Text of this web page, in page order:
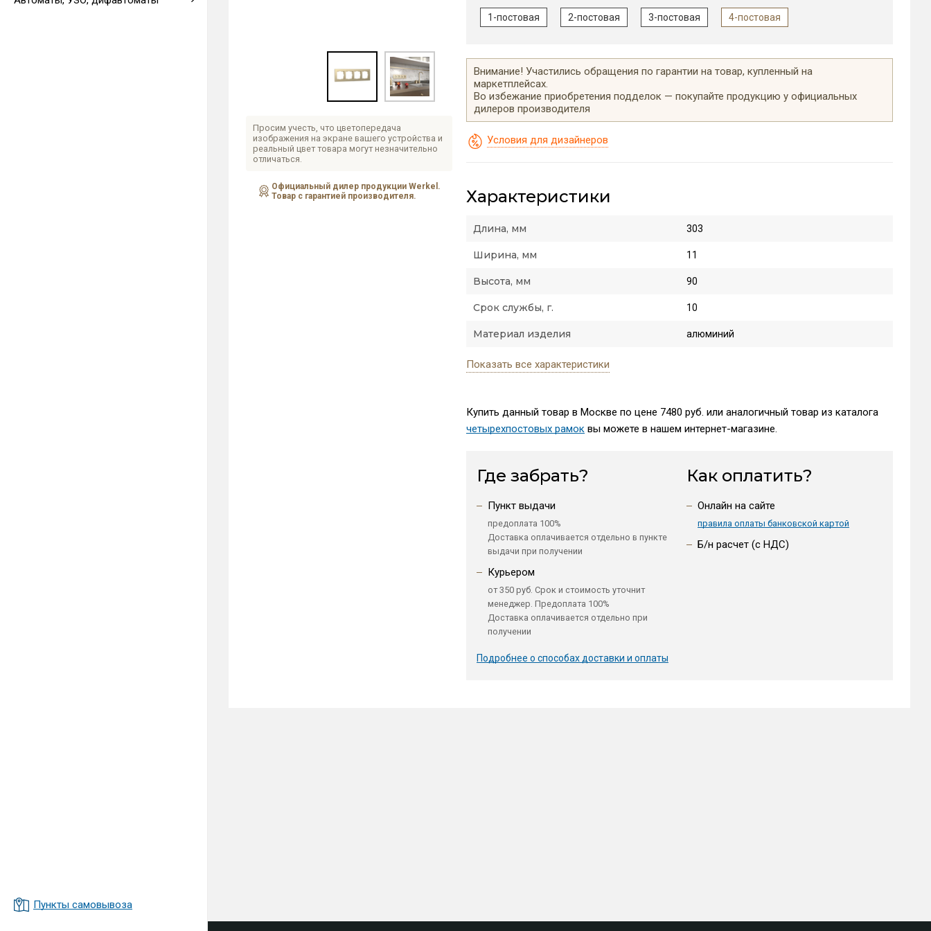
Пункты самовывоза
Просим учесть, что цветопередача
изображения на экране вашего устройства и
реальный цвет товара могут незначительно
отличаться.
Официальный дилер продукции Werkel.
Товар с гарантией производителя.
1-постовая 2-постовая 3-постовая 4-постовая
Внимание! Участились обращения по гарантии на товар, купленный на
маркетплейсах.
Во избежание приобретения подделок — покупайте продукцию у официальных
дилеров производителя
Условия для дизайнеров
Характеристики
Длина, мм 303
Ширина, мм 11
Высота, мм 90
Срок службы, г. 10
Материал изделия алюминий
Показать все характеристики
Купить данный товар в Москве по цене 7480 руб. или аналогичный товар из каталога
четырехпостовых рамоквы можете в нашем интернет-магазине.
Где забрать?
Пункт выдачи
предоплата 100%
Доставка оплачивается отдельно в пункте
выдачи при получении
Курьером
от 350 руб. Срок и стоимость уточнит
менеджер. Предоплата 100%
Доставка оплачивается отдельно при
получении
Подробнее о способах доставки и оплаты
Как оплатить?
Онлайн на сайте
правила оплаты банковской картой
Б/н расчет (c НДС)